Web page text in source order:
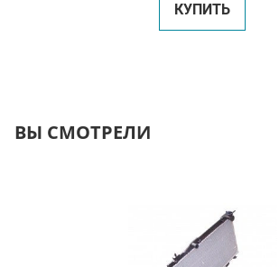
КУПИТЬ
ВЫ СМОТРЕЛИ